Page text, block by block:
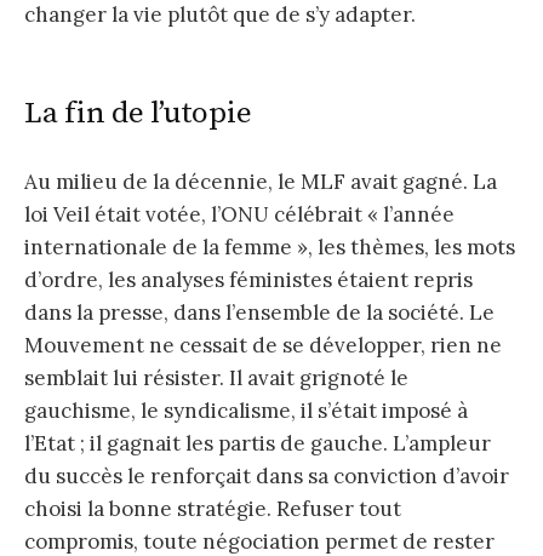
changer la vie plutôt que de s’y adapter.
La fin de l’utopie
Au milieu de la décennie, le MLF avait gagné. La
loi Veil était votée, l’ONU célébrait « l’année
internationale de la femme », les thèmes, les mots
d’ordre, les analyses féministes étaient repris
dans la presse, dans l’ensemble de la société. Le
Mouvement ne cessait de se développer, rien ne
semblait lui résister. Il avait grignoté le
gauchisme, le syndicalisme, il s’était imposé à
l’Etat ; il gagnait les partis de gauche. L’ampleur
du succès le renforçait dans sa conviction d’avoir
choisi la bonne stratégie. Refuser tout
compromis, toute négociation permet de rester